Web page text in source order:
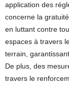
application des
concerne la
en luttant contre
espaces à travers
terrain,
De plus, des
travers le